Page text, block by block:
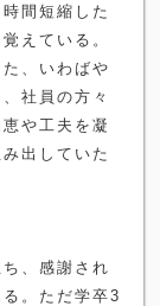
間短縮した
えている。
、いわばや
社員の方々
や工夫を凝
出していた
、感謝され
。ただ学卒3